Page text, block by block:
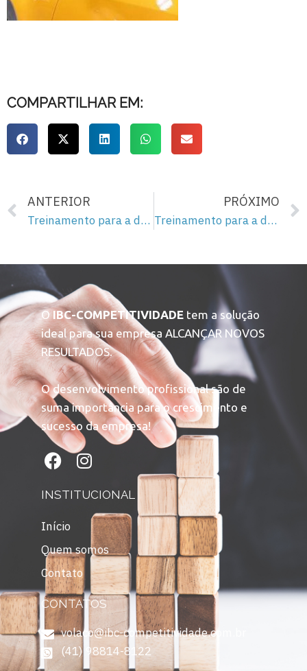
COMPARTILHAR EM:
ANTERIOR
Treinamento para a democracia – 27
PRÓXIMO
Treinamento para a democracia – 29
O IBC-COMPETITIVIDADE tem a solução
ideal para sua empresa ALCANÇAR NOVOS
RESULTADOS.
O desenvolvimento profissional são de
suma importância para o crescimento e
sucesso da empresa!
INSTITUCIONAL
Início
Quem somos
Contato
CONTATOS
volaco@ibc-competitividade.com.br
(41) 98814-8122